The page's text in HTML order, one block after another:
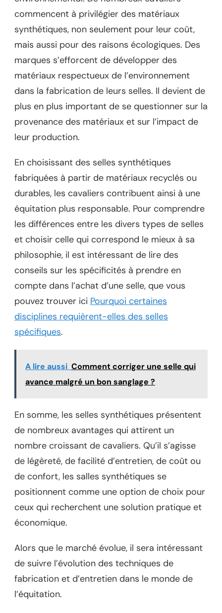
commencent à privilégier des matériaux
synthétiques, non seulement pour leur coût,
mais aussi pour des raisons écologiques. Des
marques s’efforcent de développer des
matériaux respectueux de l’environnement
dans la fabrication de leurs selles. Il devient de
plus en plus important de se questionner sur la
provenance des matériaux et sur l’impact de
leur production.
En choisissant des selles synthétiques
fabriquées à partir de matériaux recyclés ou
durables, les cavaliers contribuent ainsi à une
équitation plus responsable. Pour comprendre
les différences entre les divers types de selles
et choisir celle qui correspond le mieux à sa
philosophie, il est intéressant de lire des
conseils sur les spécificités à prendre en
compte dans l’achat d’une selle, que vous
pouvez trouver ici Pourquoi certaines
disciplines requièrent-elles des selles
spécifiques.
A lire aussi Comment corriger une selle qui
avance malgré un bon sanglage ?
En somme, les selles synthétiques présentent
de nombreux avantages qui attirent un
nombre croissant de cavaliers. Qu’il s’agisse
de légèreté, de facilité d’entretien, de coût ou
de confort, les salles synthétiques se
positionnent comme une option de choix pour
ceux qui recherchent une solution pratique et
économique.
Alors que le marché évolue, il sera intéressant
de suivre l’évolution des techniques de
fabrication et d’entretien dans le monde de
l’équitation.